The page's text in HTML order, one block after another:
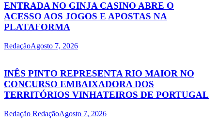
ENTRADA NO GINJA CASINO ABRE O
ACESSO AOS JOGOS E APOSTAS NA
PLATAFORMA
RedaçãoAgosto 7, 2026
INÊS PINTO REPRESENTA RIO MAIOR NO
CONCURSO EMBAIXADORA DOS
TERRITÓRIOS VINHATEIROS DE PORTUGAL
Redação RedaçãoAgosto 7, 2026